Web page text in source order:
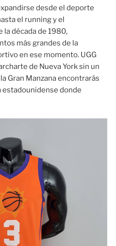
desde el deporte
el running y el
la década de 1980,
más grandes de la
en ese momento. UGG
de Nueva York sin un
Gran Manzana encontrarás
estadounidense donde